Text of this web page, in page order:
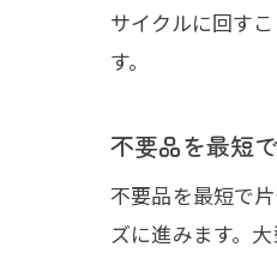
サイクルに回す
す。
不要品を最短
不要品を最短で
ズに進みます。